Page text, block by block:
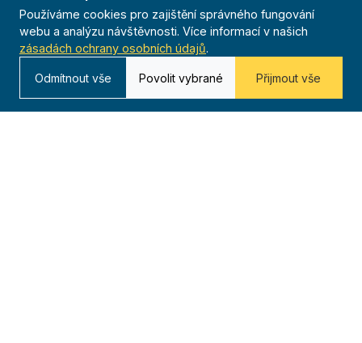
Časopis
Archiv
Redakce
Používáme cookies pro zajištění správného fungování
webu a analýzu návštěvnosti. Více informací v našich
zásadách ochrany osobních údajů.
Odmítnout vše Povolit vybrané Přijmout vše